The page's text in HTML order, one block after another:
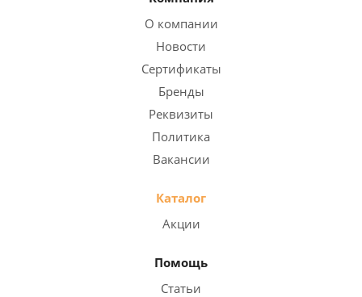
О компании
Новости
Сертификаты
Бренды
Реквизиты
Политика
Вакансии
Каталог
Акции
Помощь
Статьи